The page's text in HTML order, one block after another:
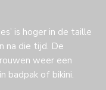
is hoger in de taille
na die tijd. De
weer een
badpak of bikini.